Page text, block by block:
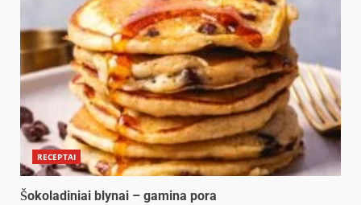
RECEPTAI
Šokoladiniai blynai – gamina pora